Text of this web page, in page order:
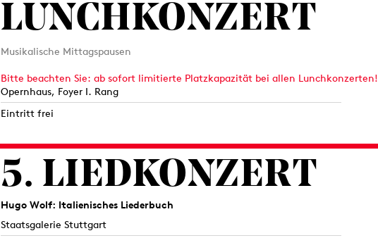
LUNCHKONZERT
Musikalische Mittagspausen
Bitte beachten Sie: ab sofort limitierte Platzkapazität bei allen Lunchkonzerten!
Opernhaus, Foyer I. Rang
Eintritt frei
5. LIEDKONZERT
Hugo Wolf: Italienisches Liederbuch
Staatsgalerie Stuttgart